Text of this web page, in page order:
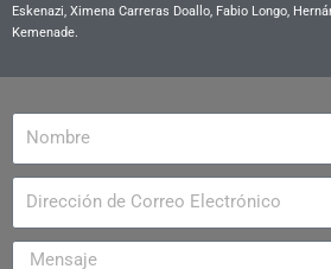
Eskenazi, Ximena Carreras Doallo, Fabio Longo,
Kemenade.